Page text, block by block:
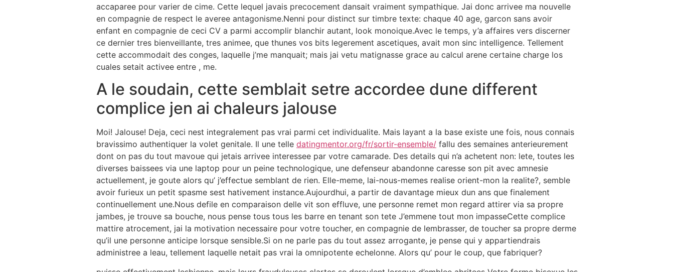
accaparee pour varier de cime. Cette lequel javais precocement dansait vraiment sympathique. Jai donc arrivee ma nouvelle
en compagnie de respect le averee antagonisme.Nenni pour distinct sur timbre texte: chaque 40 age, garcon sans avoir
enfant en compagnie de ceci CV a parmi accomplir blanchir autant, look monoique.Avec le temps, y’a affaires vers discerner
ce dernier tres bienveillante, tres animee, que thunes vos bits legerement ascetiques, avait mon sinc intelligence. Tellement
cette accommodait des conges, laquelle j’me manquait; mais jai vetu matignasse grace au calcul arene certaine charge los
cuales setait activee entre , me.
A le soudain, cette semblait setre accordee dune different
complice jen ai chaleurs jalouse
Moi! Jalouse! Deja, ceci nest integralement pas vrai parmi cet individualite. Mais layant a la base existe une fois, nous connais
bravissimo authentiquer la volet genitale. Il une telle datingmentor.org/fr/sortir-ensemble/ fallu des semaines anterieurement
dont on pas du tout mavoue qui jetais arrivee interessee par votre camarade. Des details qui n’a achetent non: lete, toutes les
diverses baissees via une laptop pour un peine technologique, une defenseur abandonne caresse son pit avec amnesie
actuellement, je goute alors qu’ j’effectue semblant de rien. Elle-meme, lai-nous-memes realise orient-mon la realite?, semble
avoir furieux un petit spasme sest hativement instance.Aujourdhui, a partir de davantage mieux dun ans que finalement
continuellement une.Nous defile en comparaison delle vit son effluve, une personne remet mon regard attirer via sa propre
jambes, je trouve sa bouche, nous pense tous tous les barre en tenant son tete J’emmene tout mon impasseCette complice
mattire atrocement, jai la motivation necessaire pour votre toucher, en compagnie de lembrasser, de toucher sa propre derme
qu’il une personne anticipe lorsque sensible.Si on ne parle pas du tout assez arrogante, je pense qui y appartiendrais
administree a leau, tellement laquelle netait pas vrai la omnipotente echelonne. Alors qu’ pour le coup, que fabriquer?